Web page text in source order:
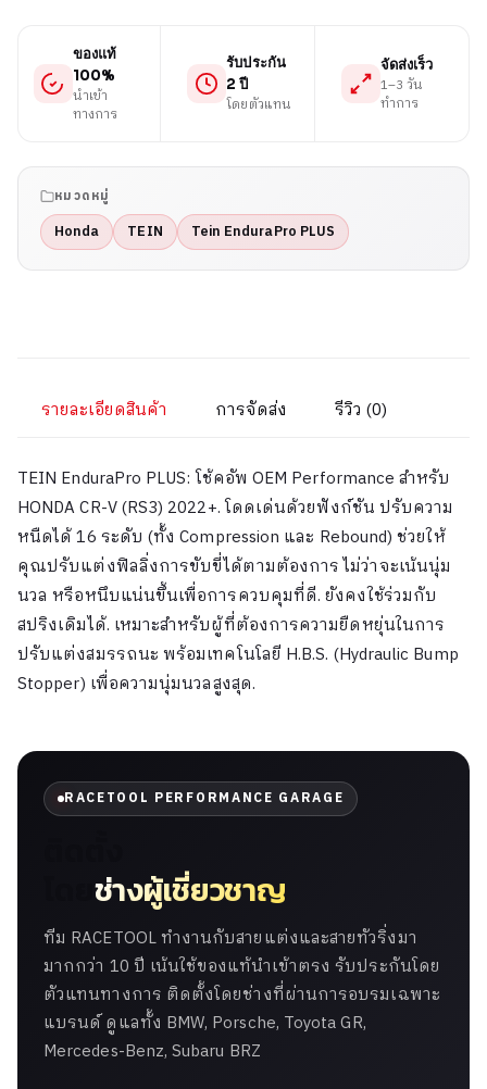
ของแท้
100%
นำเข้า
ทางการ
รับประกัน
2 ปี
โดยตัวแทน
จัดส่งเร็ว
1–3 วัน
ทำการ
หมวดหมู่
Honda TEIN Tein EnduraPro PLUS
รายละเอียดสินค้า การจัดส่ง รีวิว (0)
TEIN EnduraPro PLUS: โช้คอัพ OEM Performance สำหรับ
HONDA CR-V (RS3) 2022+. โดดเด่นด้วยฟังก์ชัน ปรับความ
หนืดได้ 16 ระดับ (ทั้ง Compression และ Rebound) ช่วยให้
คุณปรับแต่งฟิลลิ่งการขับขี่ได้ตามต้องการ ไม่ว่าจะเน้นนุ่ม
นวล หรือหนึบแน่นขึ้นเพื่อการควบคุมที่ดี. ยังคงใช้ร่วมกับ
สปริงเดิมได้. เหมาะสำหรับผู้ที่ต้องการความยืดหยุ่นในการ
ปรับแต่งสมรรถนะ พร้อมเทคโนโลยี H.B.S. (Hydraulic Bump
Stopper) เพื่อความนุ่มนวลสูงสุด.
RACETOOL PERFORMANCE GARAGE
ช่างผู้เชี่ยวชาญ
ทีม RACETOOL ทำงานกับสายแต่งและสายทัวริ่งมา
มากกว่า 10 ปี เน้นใช้ของแท้นำเข้าตรง รับประกันโดย
ตัวแทนทางการ ติดตั้งโดยช่างที่ผ่านการอบรมเฉพาะ
แบรนด์ ดูแลทั้ง BMW, Porsche, Toyota GR,
Mercedes-Benz, Subaru BRZ